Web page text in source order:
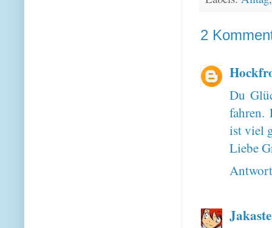
2
Du
fahren.
ist viel
Liebe